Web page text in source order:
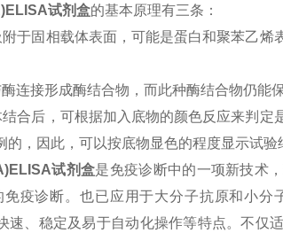
ELISA试剂盒的基本原理有三条：
附于固相载体表面，可能是蛋白和聚苯乙
连接形成酶结合物，而此种酶结合物仍能
结合后，可根据加入底物的颜色反应来判
，因此，可以按底物显色的程度显示试验
ELISA试剂盒是免疫诊断中的一项新技术
疫诊断。也已应用于大分子抗原和小
速、稳定及易于自动化操作等特点。不仅